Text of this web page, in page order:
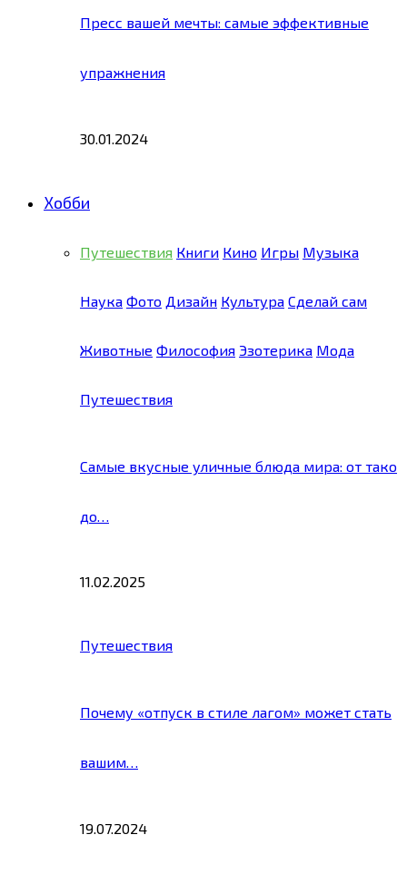
Пресс вашей мечты: самые эффективные
упражнения
30.01.2024
Хобби
Путешествия Книги Кино Игры Музыка
Наука Фото Дизайн Культура Сделай сам
Животные Философия Эзотерика Мода
Путешествия
Самые вкусные уличные блюда мира: от тако
до…
11.02.2025
Путешествия
Почему «отпуск в стиле лагом» может стать
вашим…
19.07.2024